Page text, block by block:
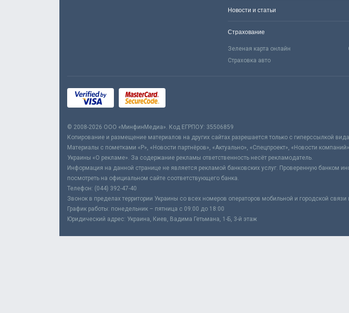
Новости и статьи
Страхование
Зеленая карта онлайн
Страховка авто
© 2008-2026 ООО «МинфинМедиа». Код ЕГРПОУ: 35506859
Копирование и размещение материалов на других сайтах разрешается только с гиперссылкой
Материалы с пометками «Р», «Новости партнёров», «Актуально», «Спецпроект», «Новости
Украины «О рекламе». За содержание рекламы ответственность несёт рекламодатель.
Информация на данной странице не является рекламой банковских услуг. Проверенную банком
посмотреть на официальном сайте соответствующего банка.
Телефон: (044) 392-47-40
Звонок в пределах территории Украины со всех номеров операторов мобильной и городской
График работы: понедельник – пятница с 09:00 до 18:00
Юридический адрес: Украина, Киев, Вадима Гетьмана, 1-Б, 3-й этаж